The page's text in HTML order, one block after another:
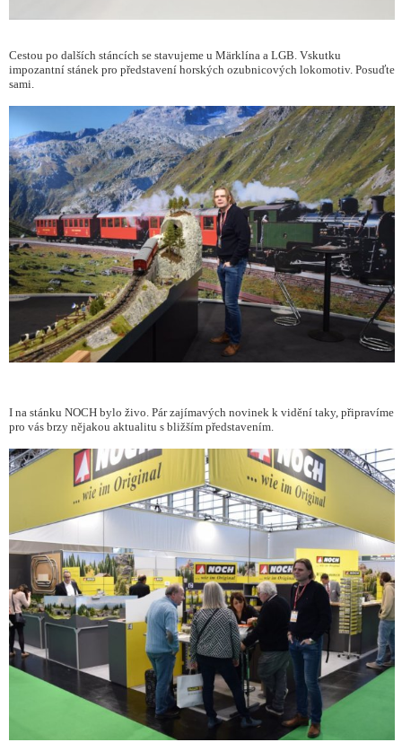
Cestou po dalších stáncích se stavujeme u Märklína a LGB. Vskutku
impozantní stánek pro představení horských ozubnicových lokomotiv. Posuďte
sami.
I na stánku NOCH bylo živo. Pár zajímavých novinek k vidění taky, připravíme
pro vás brzy nějakou aktualitu s bližším představením.